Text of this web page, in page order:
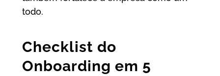
todo.
Checklist do
Onboarding em 5